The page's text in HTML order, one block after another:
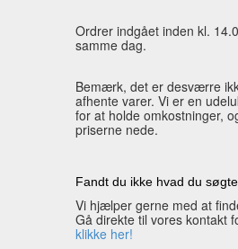
Ordrer indgået inden kl.
samme dag.
Bemærk, det er desværre
afhente varer. Vi er en
for at holde omkostninger,
priserne nede.
Fandt du ikke hvad du
Vi hjælper gerne med at
Gå direkte til vores kontakt
klikke her!